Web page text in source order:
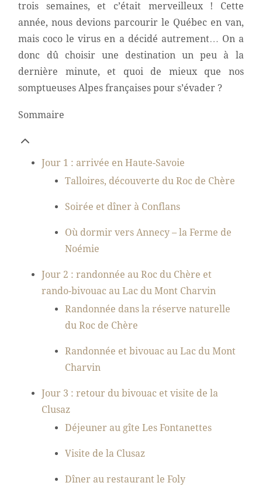
trois semaines, et c’était merveilleux ! Cette
année, nous devions parcourir le Québec en van,
mais coco le virus en a décidé autrement… On a
donc dû choisir une destination un peu à la
dernière minute, et quoi de mieux que nos
somptueuses Alpes françaises pour s’évader ?
Sommaire
Jour 1 : arrivée en Haute-Savoie
Talloires, découverte du Roc de Chère
Soirée et dîner à Conflans
Où dormir vers Annecy – la Ferme de
Noémie
Jour 2 : randonnée au Roc du Chère et
rando-bivouac au Lac du Mont Charvin
Randonnée dans la réserve naturelle
du Roc de Chère
Randonnée et bivouac au Lac du Mont
Charvin
Jour 3 : retour du bivouac et visite de la
Clusaz
Déjeuner au gîte Les Fontanettes
Visite de la Clusaz
Dîner au restaurant le Foly